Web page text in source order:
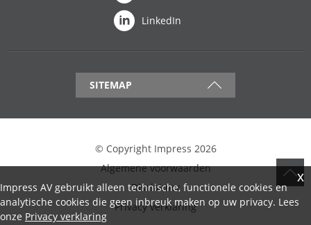
LinkedIn
SITEMAP
© Copyright Impress 2026
Algemene voorwaarden
Disclaimer
Privacy verklaring
Impress AV gebruikt alleen technische, functionele cookies en
analytische cookies die geen inbreuk maken op uw privacy. Lees
onze Privacy verklaring